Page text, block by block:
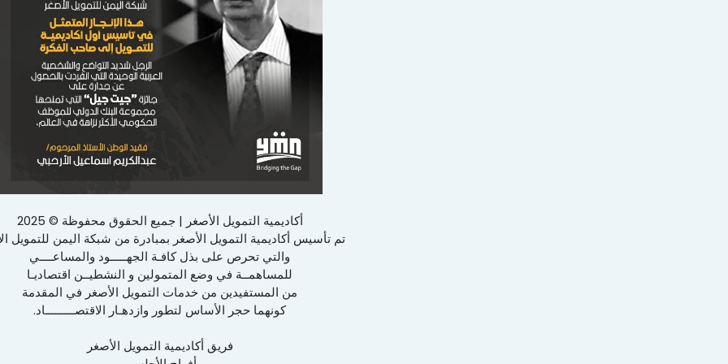
أكاديمية التمويل الأصغر | جميع الحقوق محفوظة © 2025
تم تأسيس أكاديمية التمويل الأصغر بمبادرة من شبكة اليمن للتمويل
والتي تحرص على بذل كافـة الجهـــــود والمساعــــي
للمساهمــة في وضع المتمولين و النشطيــن اقتصاديـا
من المستفيدين من خدمات التمويل الأصغر في المقدمة
كونهما حجر الأساس لتطور وازدهـار الاقتصـــــــــاد.
فريق أكاديمية التمويل الأصغر